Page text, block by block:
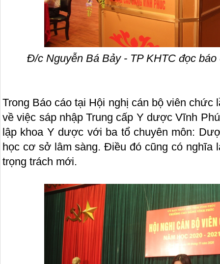
Đ/c Nguyễn Bá Bảy - TP KHTC đọc
Trong Báo cáo tại Hội nghị cán bộ viên chức
về việc sáp nhập Trung cấp Y dược Vĩnh
lập khoa Y dược với ba tổ chuyên môn:
học cơ sở lâm sàng. Điều đó cũng có nghĩa
trọng trách mới.